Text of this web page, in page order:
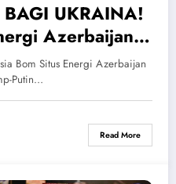
UKRAINA!
Azerbaijan &
Trump-
Bom Situs Energi Azerbaijan
Putin…
Read More